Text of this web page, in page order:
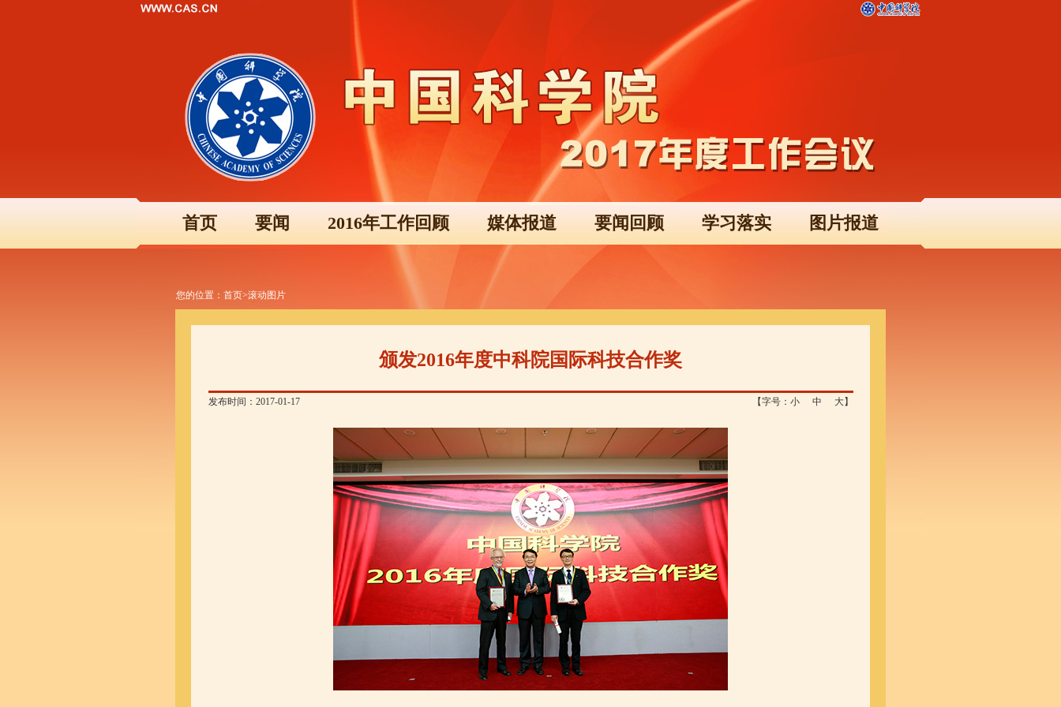
首页 要闻 2016年工作回顾 媒体报道 要闻回顾 学习落实 图片报道
您的位置： 首页>滚动图片
颁发2016年度中科院国际科技合作奖
发布时间：2017-01-17 【字号： 小 中 大】